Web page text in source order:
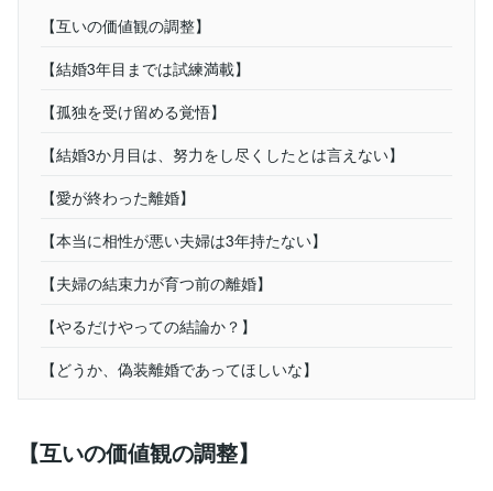
【互いの価値観の調整】
【結婚3年目までは試練満載】
【孤独を受け留める覚悟】
【結婚3か月目は、努力をし尽くしたとは言えない】
【愛が終わった離婚】
【本当に相性が悪い夫婦は3年持たない】
【夫婦の結束力が育つ前の離婚】
【やるだけやっての結論か？】
【どうか、偽装離婚であってほしいな】
【互いの価値観の調整】